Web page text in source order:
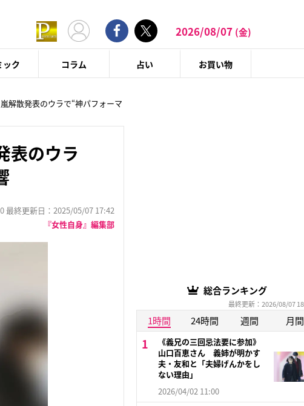
2026/08/07 (金)
ック コラム 占い お買い物
解散発表のウラで“神パフォーマ
表のウラ
最終更新日：2025/05/07 17:42
『女性自身』編集部
総合ランキング
最終更新：2026/08/07
1時間 24時間 週間 月間
《義兄の三回忌法要に参加》
山口百恵さん 義姉が明かす
夫・友和と「夫婦げんかをし
ない理由」
2026/04/02 11:00